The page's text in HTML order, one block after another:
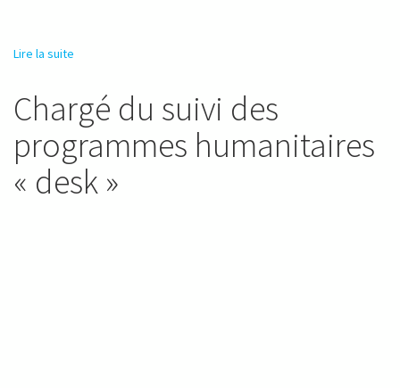
Lire la suite
Chargé du suivi des
programmes humanitaires
« desk »